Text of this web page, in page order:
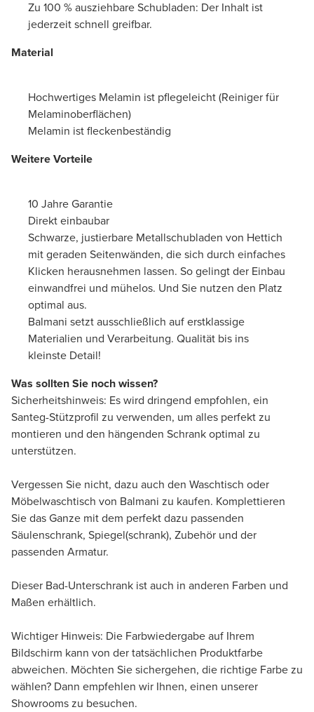
Zu 100 % ausziehbare Schubladen: Der Inhalt ist
jederzeit schnell greifbar.
Material
Hochwertiges Melamin ist pflegeleicht (Reiniger für
Melaminoberflächen)
Melamin ist fleckenbeständig
Weitere Vorteile
10 Jahre Garantie
Direkt einbaubar
Schwarze, justierbare Metallschubladen von Hettich
mit geraden Seitenwänden, die sich durch einfaches
Klicken herausnehmen lassen. So gelingt der Einbau
einwandfrei und mühelos. Und Sie nutzen den Platz
optimal aus.
Balmani setzt ausschließlich auf erstklassige
Materialien und Verarbeitung. Qualität bis ins
kleinste Detail!
Was sollten Sie noch wissen?
Sicherheitshinweis: Es wird dringend empfohlen, ein
Santeg-Stützprofil zu verwenden, um alles perfekt zu
montieren und den hängenden Schrank optimal zu
unterstützen.
Vergessen Sie nicht, dazu auch den Waschtisch oder
Möbelwaschtisch von Balmani zu kaufen. Komplettieren
Sie das Ganze mit dem perfekt dazu passenden
Säulenschrank, Spiegel(schrank), Zubehör und der
passenden Armatur.
Dieser Bad-Unterschrank ist auch in anderen Farben und
Maßen erhältlich.
Wichtiger Hinweis: Die Farbwiedergabe auf Ihrem
Bildschirm kann von der tatsächlichen Produktfarbe
abweichen. Möchten Sie sichergehen, die richtige Farbe zu
wählen? Dann empfehlen wir Ihnen, einen unserer
Showrooms zu besuchen.